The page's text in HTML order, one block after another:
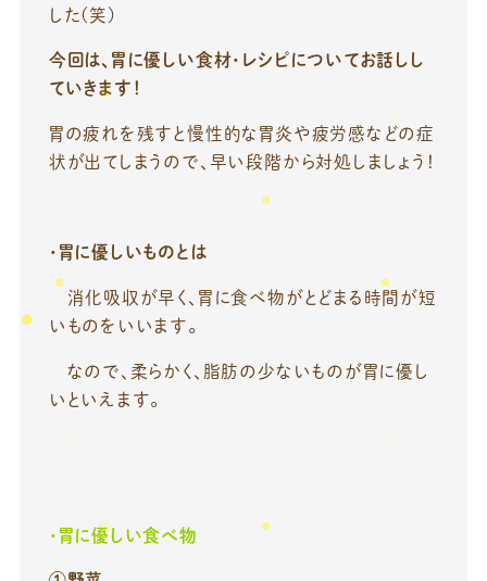
した(笑)
今回は、胃に優しい食材・レシピについてお話しし
ていきます！
胃の疲れを残すと慢性的な胃炎や疲労感などの症
状が出てしまうので、早い段階から対処しましょう！
・胃に優しいものとは
消化吸収が早く、胃に食べ物がとどまる時間が短
いものをいいます。
なので、柔らかく、脂肪の少ないものが胃に優し
いといえます。
・胃に優しい食べ物